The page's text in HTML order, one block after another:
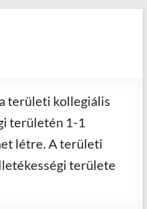
területi kollegiális
területén 1-1
létre. A területi
területe